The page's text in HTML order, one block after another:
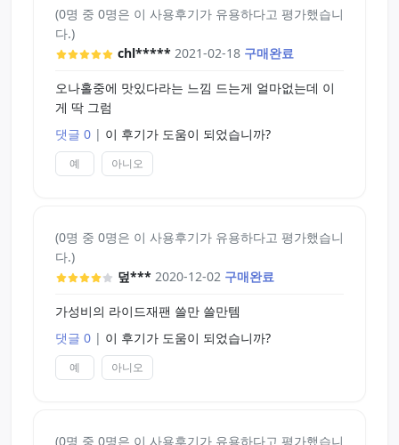
(0명 중 0명은 이 사용후기가 유용하다고 평가했습니
다.)
chl***** 2021-02-18 구매완료
오나홀중에 맛있다라는 느낌 드는게 얼마없는데 이
게 딱 그럼
댓글 0 | 이 후기가 도움이 되었습니까?
예 아니오
(0명 중 0명은 이 사용후기가 유용하다고 평가했습니
다.)
덮*** 2020-12-02 구매완료
가성비의 라이드재팬 쓸만 쓸만템
댓글 0 | 이 후기가 도움이 되었습니까?
예 아니오
(0명 중 0명은 이 사용후기가 유용하다고 평가했습니